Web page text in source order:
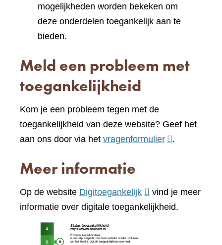
mogelijkheden worden bekeken om
deze onderdelen toegankelijk aan te
bieden.
Meld een probleem met
toegankelijkheid
Kom je een probleem tegen met de
toegankelijkheid van deze website? Geef het
aan ons door via het vragenformulier(verwijst
website)
.
Meer informatie
Op de website Digitoegankelijk(verwijst
naar
vind je meer
informatie over digitale toegankelijkheid.